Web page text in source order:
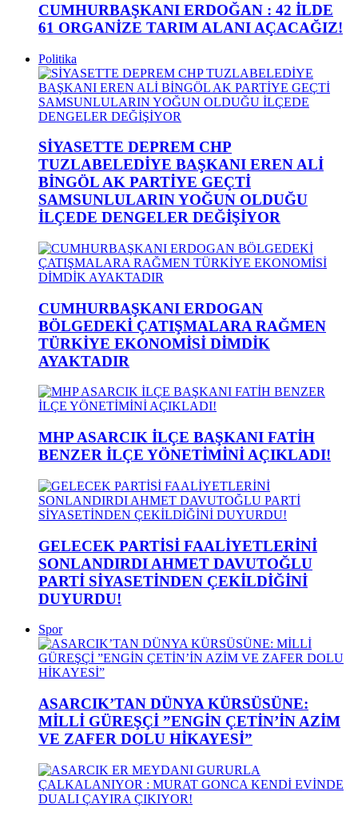
CUMHURBAŞKANI ERDOĞAN : 42 İLDE
61 ORGANİZE TARIM ALANI AÇACAĞIZ!
Politika
SİYASETTE DEPREM CHP
TUZLABELEDİYE BAŞKANI EREN ALİ
BİNGÖL AK PARTİYE GEÇTİ
SAMSUNLULARIN YOĞUN OLDUĞU
İLÇEDE DENGELER DEĞİŞİYOR
CUMHURBAŞKANI ERDOGAN
BÖLGEDEKİ ÇATIŞMALARA RAĞMEN
TÜRKİYE EKONOMİSİ DİMDİK
AYAKTADIR
MHP ASARCIK İLÇE BAŞKANI FATİH
BENZER İLÇE YÖNETİMİNİ AÇIKLADI!
GELECEK PARTİSİ FAALİYETLERİNİ
SONLANDIRDI AHMET DAVUTOĞLU
PARTİ SİYASETİNDEN ÇEKİLDİĞİNİ
DUYURDU!
Spor
ASARCIK’TAN DÜNYA KÜRSÜSÜNE:
MİLLİ GÜREŞÇİ ”ENGİN ÇETİN’İN AZİM
VE ZAFER DOLU HİKAYESİ”